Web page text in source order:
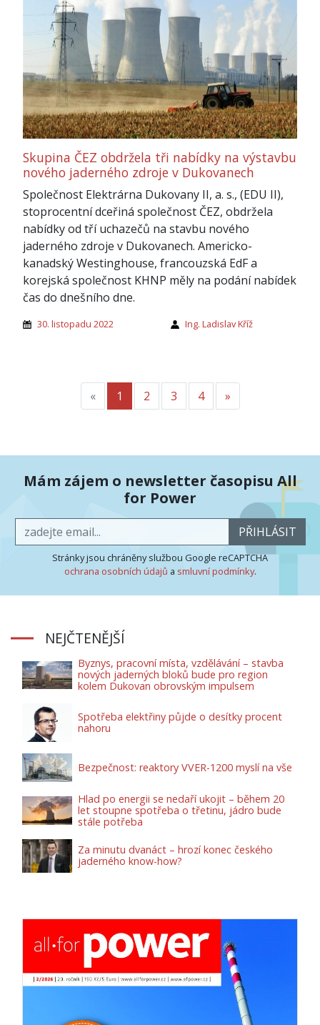
Skupina ČEZ obdržela tři nabídky na výstavbu
nového jaderného zdroje v Dukovanech
Společnost Elektrárna Dukovany II, a. s., (EDU II),
stoprocentní dceřiná společnost ČEZ, obdržela
nabídky od tří uchazečů na stavbu nového
jaderného zdroje v Dukovanech. Americko-
kanadský Westinghouse, francouzská EdF a
korejská společnost KHNP měly na podání nabídek
čas do dnešního dne.
30. listopadu 2022 Ing. Ladislav Kříž
«Předchozí
1 2 3 4 »
Mám zájem o newsletter časopisu All
for Power
PŘIHLÁSIT
Stránky jsou chráněny službou Google reCAPTCHA
ochrana osobních údajů a smluvní podmínky.
NEJČTENĚJŠÍ
Byznys, pracovní místa, vzdělávání – stavba
nových jaderných bloků bude pro region
kolem Dukovan obrovským impulsem
Spotřeba elektřiny půjde o desítky procent
nahoru
Bezpečnost: reaktory VVER-1200 myslí na vše
Hlad po energii se nedaří ukojit – během 20
let stoupne spotřeba o třetinu, jádro bude
stále potřeba
Za minutu dvanáct – hrozí konec českého
jaderného know-how?